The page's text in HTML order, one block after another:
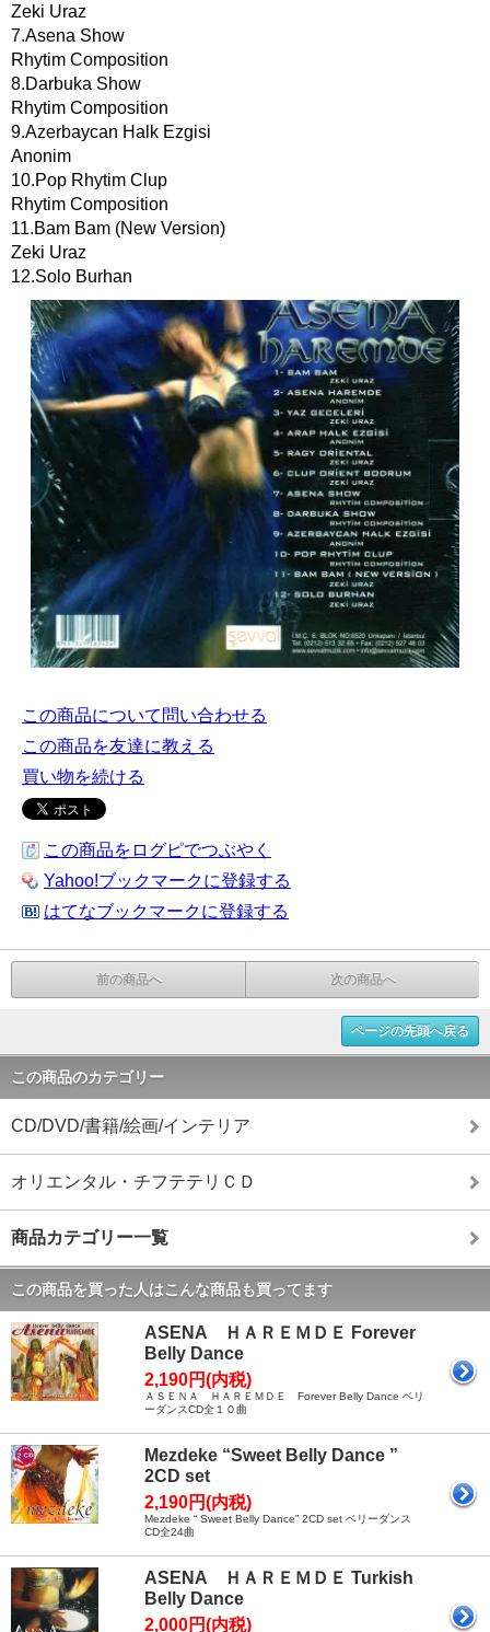
Zeki Uraz
7.Asena Show
Rhytim Composition
8.Darbuka Show
Rhytim Composition
9.Azerbaycan Halk Ezgisi
Anonim
10.Pop Rhytim Clup
Rhytim Composition
11.Bam Bam (New Version)
Zeki Uraz
12.Solo Burhan
この商品について問い合わせる
この商品を友達に教える
買い物を続ける
この商品をログピでつぶやく
Yahoo!ブックマークに登録する
はてなブックマークに登録する
前の商品へ 次の商品へ
ページの先頭へ戻る
この商品のカテゴリー
CD/DVD/書籍/絵画/インテリア
オリエンタル・チフテテリＣＤ
商品カテゴリー一覧
この商品を買った人はこんな商品も買ってます
ASENA ＨＡＲＥＭＤＥ Forever
Belly Dance
2,190円(内税)
ＡＳＥＮＡ ＨＡＲＥＭＤＥ Forever Belly Dance ベリ
ーダンスCD全１０曲
Mezdeke “Sweet Belly Dance ”
2CD set
2,190円(内税)
Mezdeke “ Sweet Belly Dance” 2CD set ベリーダンス
CD全24曲
ASENA ＨＡＲＥＭＤＥ Turkish
Belly Dance
2,000円(内税)